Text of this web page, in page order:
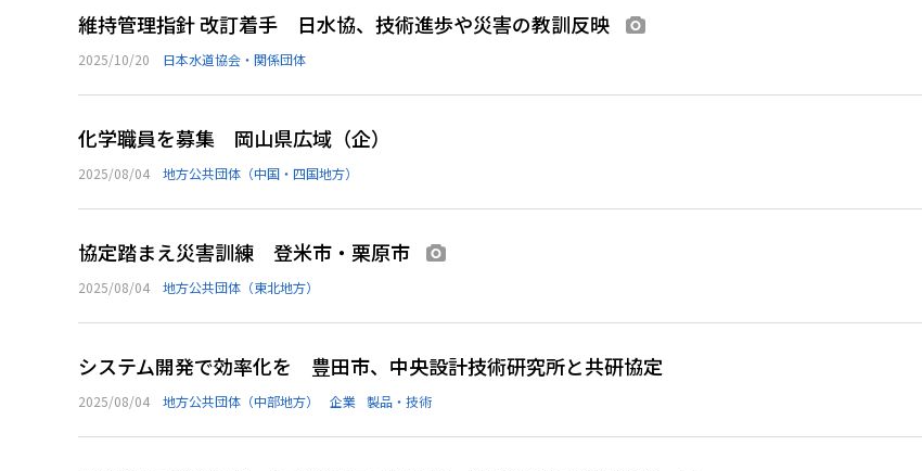
維持管理指針 改訂着手 日水協、技術進歩や災害の教訓反映
2025/10/20 日本水道協会・関係団体
化学職員を募集 岡山県広域（企）
2025/08/04 地方公共団体（中国・四国地方）
協定踏まえ災害訓練 登米市・栗原市
2025/08/04 地方公共団体（東北地方）
システム開発で効率化を 豊田市、中央設計技術研究所と共研協定
2025/08/04 地方公共団体（中部地方） 企業 製品・技術